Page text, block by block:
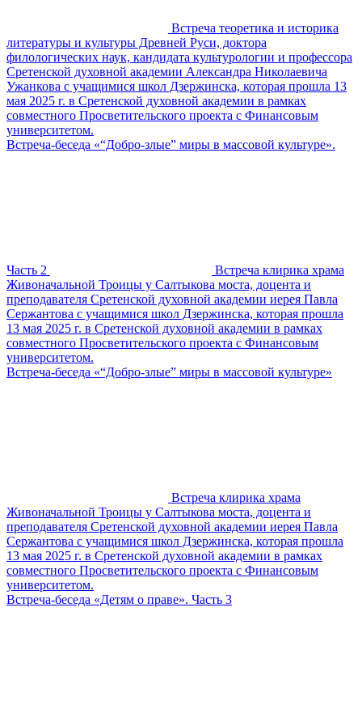
Встреча теоретика и историка
литературы и культуры Древней Руси, доктора
филологических наук, кандидата культурологии и профессора
Сретенской духовной академии Александра Николаевича
Ужанкова с учащимися школ Дзержинска, которая прошла 13
мая 2025 г. в Сретенской духовной академии в рамках
совместного Просветительского проекта с Финансовым
университетом.
Встреча-беседа «“Добро-злые” миры в массовой культуре».
Часть 2
Встреча клирика храма
Живоначальной Троицы у Салтыкова моста, доцента и
преподавателя Сретенской духовной академии иерея Павла
Сержантова с учащимися школ Дзержинска, которая прошла
13 мая 2025 г. в Сретенской духовной академии в рамках
совместного Просветительского проекта с Финансовым
университетом.
Встреча-беседа «“Добро-злые” миры в массовой культуре»
Встреча клирика храма
Живоначальной Троицы у Салтыкова моста, доцента и
преподавателя Сретенской духовной академии иерея Павла
Сержантова с учащимися школ Дзержинска, которая прошла
13 мая 2025 г. в Сретенской духовной академии в рамках
совместного Просветительского проекта с Финансовым
университетом.
Встреча-беседа «Детям о праве». Часть 3